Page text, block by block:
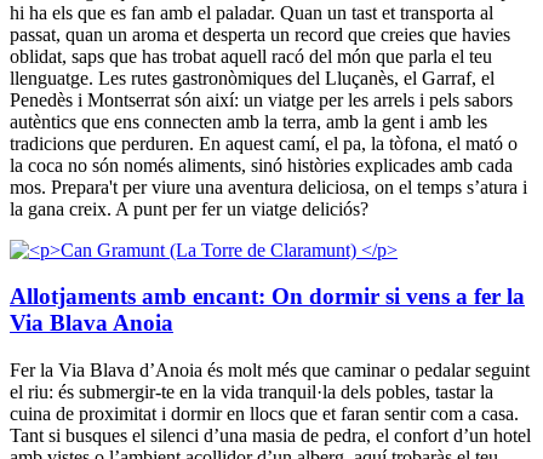
hi ha els que es fan amb el paladar. Quan un tast et transporta al
passat, quan un aroma et desperta un record que creies que havies
oblidat, saps que has trobat aquell racó del món que parla el teu
llenguatge. Les rutes gastronòmiques del Lluçanès, el Garraf, el
Penedès i Montserrat són així: un viatge per les arrels i pels sabors
autèntics que ens connecten amb la terra, amb la gent i amb les
tradicions que perduren. En aquest camí, el pa, la tòfona, el mató o
la coca no són només aliments, sinó històries explicades amb cada
mos. Prepara't per viure una aventura deliciosa, on el temps s’atura i
la gana creix. A punt per fer un viatge deliciós?
Allotjaments amb encant: On dormir si vens a fer la
Via Blava Anoia
Fer la Via Blava d’Anoia és molt més que caminar o pedalar seguint
el riu: és submergir-te en la vida tranquil·la dels pobles, tastar la
cuina de proximitat i dormir en llocs que et faran sentir com a casa.
Tant si busques el silenci d’una masia de pedra, el confort d’un hotel